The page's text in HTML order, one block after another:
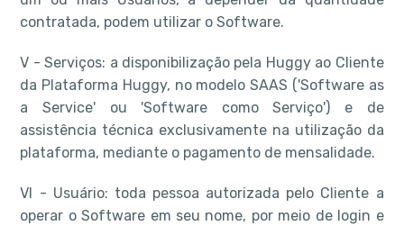
contratada, podem utilizar o Software.
V - Serviços: a disponibilização pela Huggy ao Cliente
da Plataforma Huggy, no modelo SAAS ('Software as
a Service' ou 'Software como Serviço') e de
assistência técnica exclusivamente na utilização da
plataforma, mediante o pagamento de mensalidade.
VI - Usuário: toda pessoa autorizada pelo Cliente a
operar o Software em seu nome, por meio de login e